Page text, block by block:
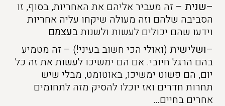
–שנית – זה מעביר אליהם את האחריות, בסוף, זו
הסביבה שלהם וזה מעולה שיקחו עליה אחריות
וידעו שהם יכולים לעשות ולשנותבעצמם
–ושלישית (ואולי הכי חשוב בעיני!) – זה מטמיע
בהם הרגל חיובי. אם הם ימשיכו לעשות את זה כל
יום, הם פשוט ימשיכו, באוטומט, מבלי שיש
תחרות חדרים ואז יוכלו להסיק מזה לתחומים
אחרים בחיים…